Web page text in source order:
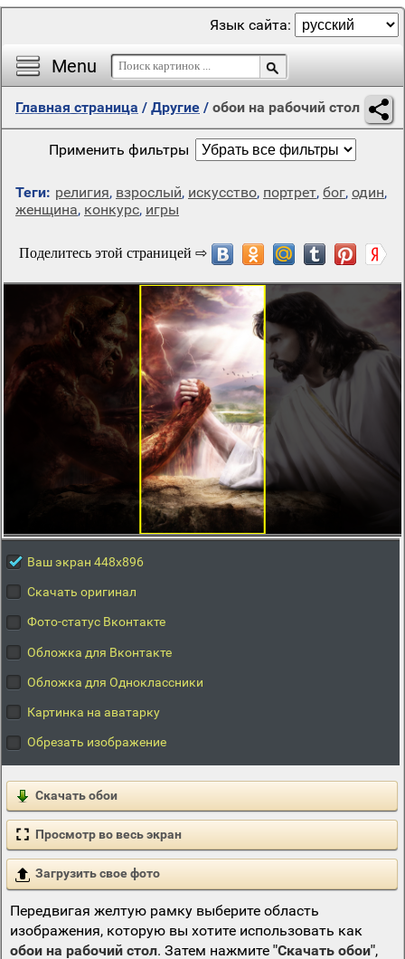
Menu
Язык сайта:
Главная страница / Другие / обои на рабочий стол
Применить фильтры
Теги: религия, взрослый, искусство, портрет, бог, один,
женщина, конкурс, игры
Ваш экран 448x896
Скачать оригинал
Фото-статус Вконтакте
Обложка для Вконтакте
Обложка для Одноклассники
Картинка на аватарку
Обрезать изображение
Скачать обои
Просмотр во весь экран
Загрузить свое фото
Передвигая желтую рамку выберите область
изображения, которую вы хотите использовать как
обои на рабочий стол. Затем нажмите "Скачать обои",